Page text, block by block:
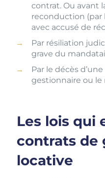
contrat. Ou avant
reconduction
avec accusé de
Par résiliation
grave du
Par le décès
gestionnaire ou le
Les lois qui
contrats de
locative